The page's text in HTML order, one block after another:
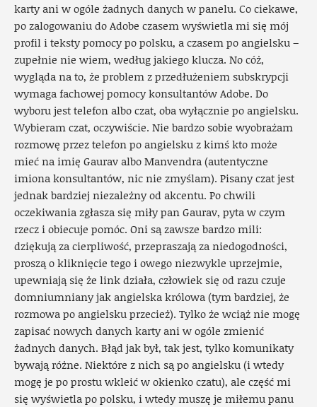
karty ani w ogóle żadnych danych w panelu. Co ciekawe,
po zalogowaniu do Adobe czasem wyświetla mi się mój
profil i teksty pomocy po polsku, a czasem po angielsku –
zupełnie nie wiem, według jakiego klucza. No cóż,
wygląda na to, że problem z przedłużeniem subskrypcji
wymaga fachowej pomocy konsultantów Adobe. Do
wyboru jest telefon albo czat, oba wyłącznie po angielsku.
Wybieram czat, oczywiście. Nie bardzo sobie wyobrażam
rozmowę przez telefon po angielsku z kimś kto może
mieć na imię Gaurav albo Manvendra (autentyczne
imiona konsultantów, nic nie zmyślam). Pisany czat jest
jednak bardziej niezależny od akcentu. Po chwili
oczekiwania zgłasza się miły pan Gaurav, pyta w czym
rzecz i obiecuje pomóc. Oni są zawsze bardzo mili:
dziękują za cierpliwość, przepraszają za niedogodności,
proszą o kliknięcie tego i owego niezwykle uprzejmie,
upewniają się że link działa, człowiek się od razu czuje
domniumniany jak angielska królowa (tym bardziej, że
rozmowa po angielsku przecież). Tylko że wciąż nie mogę
zapisać nowych danych karty ani w ogóle zmienić
żadnych danych. Błąd jak był, tak jest, tylko komunikaty
bywają różne. Niektóre z nich są po angielsku (i wtedy
mogę je po prostu wkleić w okienko czatu), ale część mi
się wyświetla po polsku, i wtedy muszę je miłemu panu